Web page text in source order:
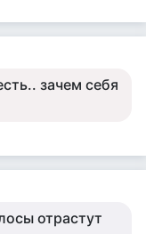
зачем себя
отрастут